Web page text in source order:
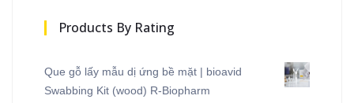
Products By Rating
Que gỗ lấy mẫu dị ứng bề mặt | bioavid
Swabbing Kit (wood) R-Biopharm